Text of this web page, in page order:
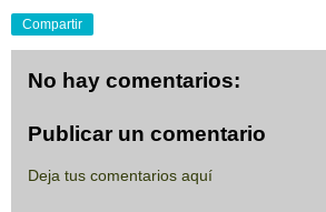
Compartir
No hay comentarios:
Publicar un comentario
Deja tus comentarios aquí